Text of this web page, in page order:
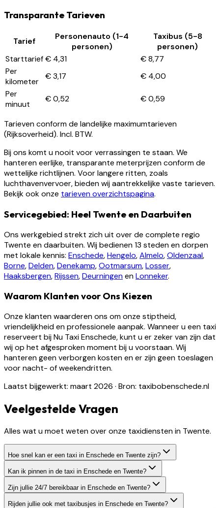
Transparante Tarieven
Tarief
Personenauto (1-4
personen)
Taxibus (5-8
personen)
Starttarief€ 4,31
€ 8,77
Per
kilometer
€ 3,17
€ 4,00
Per
minuut
€ 0,52 € 0,59
Tarieven conform de landelijke maximumtarieven
(Rijksoverheid). Incl. BTW.
Bij ons komt u nooit voor verrassingen te staan. We
hanteren eerlijke, transparante meterprijzen conform de
wettelijke richtlijnen. Voor langere ritten, zoals
luchthavenvervoer, bieden wij aantrekkelijke vaste tarieven.
Bekijk ook onze tarieven overzichtspagina.
Servicegebied: Heel Twente en Daarbuiten
Ons werkgebied strekt zich uit over de complete regio
Twente en daarbuiten. Wij bedienen 13 steden en dorpen
met lokale kennis: Enschede,Hengelo,Almelo,Oldenzaal,
Borne,Delden,Denekamp,Ootmarsum,Losser,
Haaksbergen,Rijssen,DeurningenenLonneker.
Waarom Klanten voor Ons Kiezen
Onze klanten waarderen ons om onze stiptheid,
vriendelijkheid en professionele aanpak. Wanneer u een taxi
reserveert bij Nu Taxi Enschede, kunt u er zeker van zijn dat
wij op het afgesproken moment bij u voorstaan. Wij
hanteren geen verborgen kosten en er zijn geen toeslagen
voor nacht- of weekendritten.
Laatst bijgewerkt: maart 2026 · Bron: taxibobenschede.nl
Veelgestelde Vragen
Alles wat u moet weten over onze taxidiensten in Twente.
Hoe snel kan er een taxi in Enschede en Twente zijn?
Kan ik pinnen in de taxi in Enschede en Twente?
Zijn jullie 24/7 bereikbaar in Enschede en Twente?
Rijden jullie ook met taxibusjes in Enschede en Twente?